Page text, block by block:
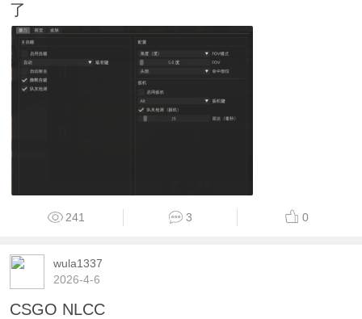
了
241 3 0
wula1337
2026-4-6
CSGO NLCC